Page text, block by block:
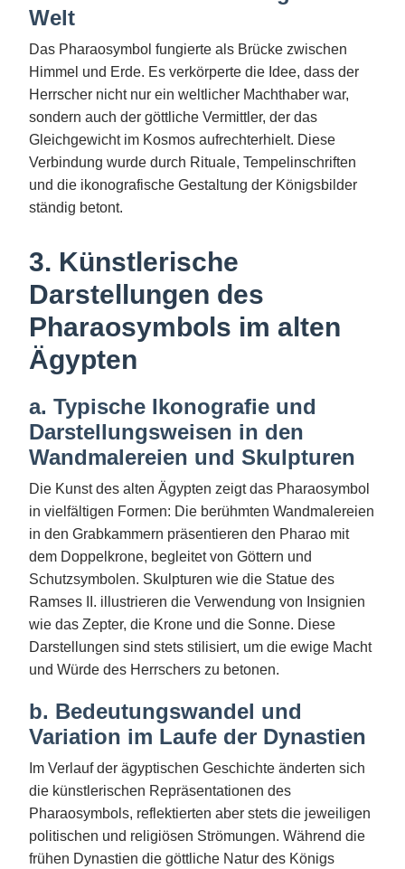
Welt
Das Pharaosymbol fungierte als Brücke zwischen
Himmel und Erde. Es verkörperte die Idee, dass der
Herrscher nicht nur ein weltlicher Machthaber war,
sondern auch der göttliche Vermittler, der das
Gleichgewicht im Kosmos aufrechterhielt. Diese
Verbindung wurde durch Rituale, Tempelinschriften
und die ikonografische Gestaltung der Königsbilder
ständig betont.
3. Künstlerische
Darstellungen des
Pharaosymbols im alten
Ägypten
a. Typische Ikonografie und
Darstellungsweisen in den
Wandmalereien und Skulpturen
Die Kunst des alten Ägypten zeigt das Pharaosymbol
in vielfältigen Formen: Die berühmten Wandmalereien
in den Grabkammern präsentieren den Pharao mit
dem Doppelkrone, begleitet von Göttern und
Schutzsymbolen. Skulpturen wie die Statue des
Ramses II. illustrieren die Verwendung von Insignien
wie das Zepter, die Krone und die Sonne. Diese
Darstellungen sind stets stilisiert, um die ewige Macht
und Würde des Herrschers zu betonen.
b. Bedeutungswandel und
Variation im Laufe der Dynastien
Im Verlauf der ägyptischen Geschichte änderten sich
die künstlerischen Repräsentationen des
Pharaosymbols, reflektierten aber stets die jeweiligen
politischen und religiösen Strömungen. Während die
frühen Dynastien die göttliche Natur des Königs